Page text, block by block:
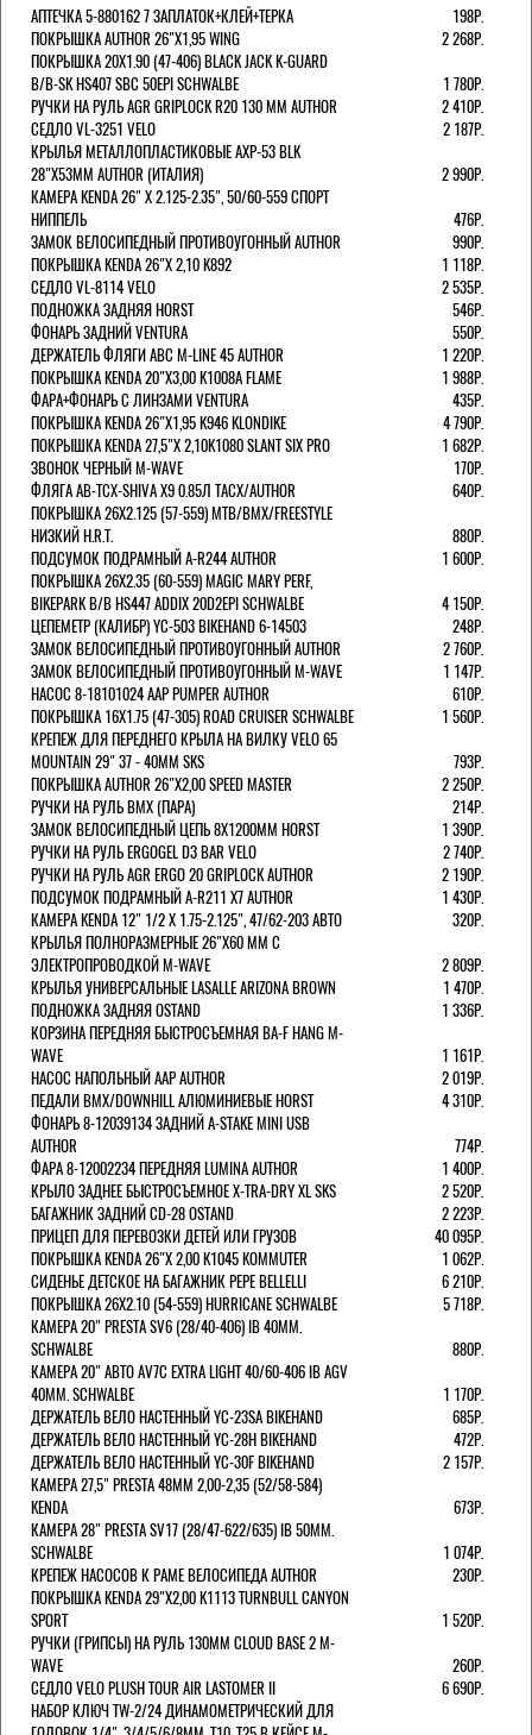
АПТЕЧКА 5-880162 7 ЗАПЛАТОК+КЛЕЙ+ТЕРКА
198Р.
ПОКРЫШКА AUTHOR 26"Х1,95 WING
2 268Р.
ПОКРЫШКА 20X1.90 (47-406) BLACK JACK K-GUARD
B/B-SK HS407 SBC 50EPI SCHWALBE
1 780Р.
РУЧКИ НА РУЛЬ AGR GRIPLOCK R20 130 ММ AUTHOR
2 410Р.
СЕДЛО VL-3251 VELO
2 187Р.
КРЫЛЬЯ МЕТАЛЛОПЛАСТИКОВЫЕ AXP-53 BLK
28"Х53ММ AUTHOR (ИТАЛИЯ)
2 990Р.
КАМЕРА KENDA 26" Х 2.125-2.35", 50/60-559 СПОРТ
НИППЕЛЬ
476Р.
ЗАМОК ВЕЛОСИПЕДНЫЙ ПРОТИВОУГОННЫЙ AUTHOR
990Р.
ПОКРЫШКА KENDA 26"Х 2,10 K892
1 118Р.
СЕДЛО VL-8114 VELO
2 535Р.
ПОДНОЖКА ЗАДНЯЯ HORST
546Р.
ФОНАРЬ ЗАДНИЙ VENTURA
550Р.
ДЕРЖАТЕЛЬ ФЛЯГИ АВС M-LINE 45 AUTHOR
1 220Р.
ПОКРЫШКА KENDA 20"Х3,00 K1008A FLAME
1 988Р.
ФАРА+ФОНАРЬ С ЛИНЗАМИ VENTURA
435Р.
ПОКРЫШКА KENDA 26"Х1,95 K946 KLONDIKE
4 790Р.
ПОКРЫШКА KENDA 27,5"Х 2,10K1080 SLANT SIX PRO
1 682Р.
ЗВОНОК ЧЕРНЫЙ M-WAVE
170Р.
ФЛЯГА AB-TCX-SHIVA X9 0.85Л TACX/AUTHOR
640Р.
ПОКРЫШКА 26X2.125 (57-559) MTB/BMX/FREESTYLE
НИЗКИЙ H.R.T.
880Р.
ПОДСУМОК ПОДРАМНЫЙ A-R244 AUTHOR
1 600Р.
ПОКРЫШКА 26X2.35 (60-559) MAGIC MARY PERF,
BIKEPARK B/B HS447 ADDIX 20D2EPI SCHWALBE
4 150Р.
ЦЕПЕМЕТР (КАЛИБР) YC-503 BIKEHAND 6-14503
248Р.
ЗАМОК ВЕЛОСИПЕДНЫЙ ПРОТИВОУГОННЫЙ AUTHOR
2 760Р.
ЗАМОК ВЕЛОСИПЕДНЫЙ ПРОТИВОУГОННЫЙ M-WAVE
1 147Р.
НАСОС 8-18101024 AAP PUMPER AUTHOR
610Р.
ПОКРЫШКА 16X1.75 (47-305) ROAD CRUISER SCHWALBE
1 560Р.
КРЕПЕЖ ДЛЯ ПЕРЕДНЕГО КРЫЛА НА ВИЛКУ VELO 65
MOUNTAIN 29" 37 - 40ММ SKS
793Р.
ПОКРЫШКА AUTHOR 26"Х2,00 SPEED MASTER
2 250Р.
РУЧКИ НА РУЛЬ BMX (ПАРА)
214Р.
ЗАМОК ВЕЛОCИПЕДНЫЙ ЦЕПЬ 8Х1200ММ HORST
1 390Р.
РУЧКИ НА РУЛЬ ERGOGEL D3 BAR VELO
2 740Р.
РУЧКИ НА РУЛЬ AGR ERGO 20 GRIPLOCK AUTHOR
2 190Р.
ПОДСУМОК ПОДРАМНЫЙ A-R211 X7 AUTHOR
1 430Р.
КАМЕРА KENDA 12" 1/2 Х 1.75-2.125", 47/62-203 АВТО
320Р.
КРЫЛЬЯ ПОЛНОРАЗМЕРНЫЕ 26"Х60 ММ С
ЭЛЕКТРОПРОВОДКОЙ M-WAVE
2 809Р.
КРЫЛЬЯ УНИВЕРСАЛЬНЫЕ LASALLE ARIZONA BROWN
1 470Р.
ПОДНОЖКА ЗАДНЯЯ OSTAND
1 336Р.
КОРЗИНА ПЕРЕДНЯЯ БЫСТРОСЪЕМНАЯ BA-F HANG M-
WAVE
1 161Р.
НАСОС НАПОЛЬНЫЙ AAP AUTHOR
2 019Р.
ПЕДАЛИ BMX/DOWNHILL АЛЮМИНИЕВЫЕ HORST
4 310Р.
ФОНАРЬ 8-12039134 ЗАДНИЙ A-STAKE MINI USB
AUTHOR
774Р.
ФАРА 8-12002234 ПЕРЕДНЯЯ LUMINA AUTHOR
1 400Р.
КРЫЛО ЗАДНЕЕ БЫСТРОСЪЕМНОЕ X-TRA-DRY XL SKS
2 520Р.
БАГАЖНИК ЗАДНИЙ CD-28 OSTAND
2 223Р.
ПРИЦЕП ДЛЯ ПЕРЕВОЗКИ ДЕТЕЙ ИЛИ ГРУЗОВ
40 095Р.
ПОКРЫШКА KENDA 26"Х 2,00 K1045 KOMMUTER
1 062Р.
СИДЕНЬЕ ДЕТСКОЕ НА БАГАЖНИК PEPE BELLELLI
6 210Р.
ПОКРЫШКА 26X2.10 (54-559) HURRICANE SCHWALBE
5 718Р.
КАМЕРА 20" PRESTA SV6 (28/40-406) IB 40MM.
SCHWALBE
880Р.
КАМЕРА 20" АВТО AV7C EXTRA LIGHT 40/60-406 IB AGV
40MM. SCHWALBE
1 170Р.
ДЕРЖАТЕЛЬ ВЕЛО НАСТЕННЫЙ YC-23SA BIKEHAND
685Р.
ДЕРЖАТЕЛЬ ВЕЛО НАСТЕННЫЙ YC-28H BIKEHAND
472Р.
ДЕРЖАТЕЛЬ ВЕЛО НАСТЕННЫЙ YC-30F BIKEHAND
2 157Р.
КАМЕРА 27,5" PRESTA 48ММ 2,00-2,35 (52/58-584)
KENDA
673Р.
КАМЕРА 28" PRESTA SV17 (28/47-622/635) IB 50MM.
SCHWALBE
1 074Р.
КРЕПЕЖ НАСОСОВ К РАМЕ ВЕЛОСИПЕДА AUTHOR
230Р.
ПОКРЫШКА KENDA 29"Х2,00 K1113 TURNBULL CANYON
SPORT
1 520Р.
РУЧКИ (ГРИПСЫ) НА РУЛЬ 130ММ CLOUD BASE 2 M-
WAVE
260Р.
СЕДЛО VELO PLUSH TOUR AIR LASTOMER II
6 690Р.
НАБОР КЛЮЧ TW-2/24 ДИНАМОМЕТРИЧЕСКИЙ ДЛЯ